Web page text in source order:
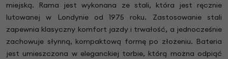
miejską. Rama jest wykonana ze stali, która jest ręcznie
lutowanej w Londynie od 1975 roku. Zastosowanie stali
zapewnia klasyczny komfort jazdy i trwałość, a jednocześnie
zachowuje słynną, kompaktową formę po złożeniu. Bateria
jest umieszczona w eleganckiej torbie, którą można odpiąć